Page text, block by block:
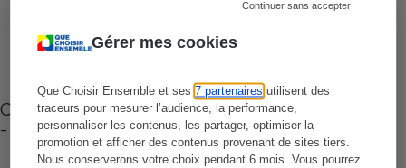
Gérer mes cookies
Que Choisir Ensemble et ses7 partenaires utilisent des
traceurs pour mesurer l’audience, la performance,
personnaliser les contenus, les partager, optimiser la
promotion et afficher des contenus provenant de sites tiers.
Nous conserverons votre choix pendant 6 mois. Vous pourrez
Continuer sans accepter
Cafetière à capsules zéro déchet CoffeeB (vidéo)
- Premières impressions